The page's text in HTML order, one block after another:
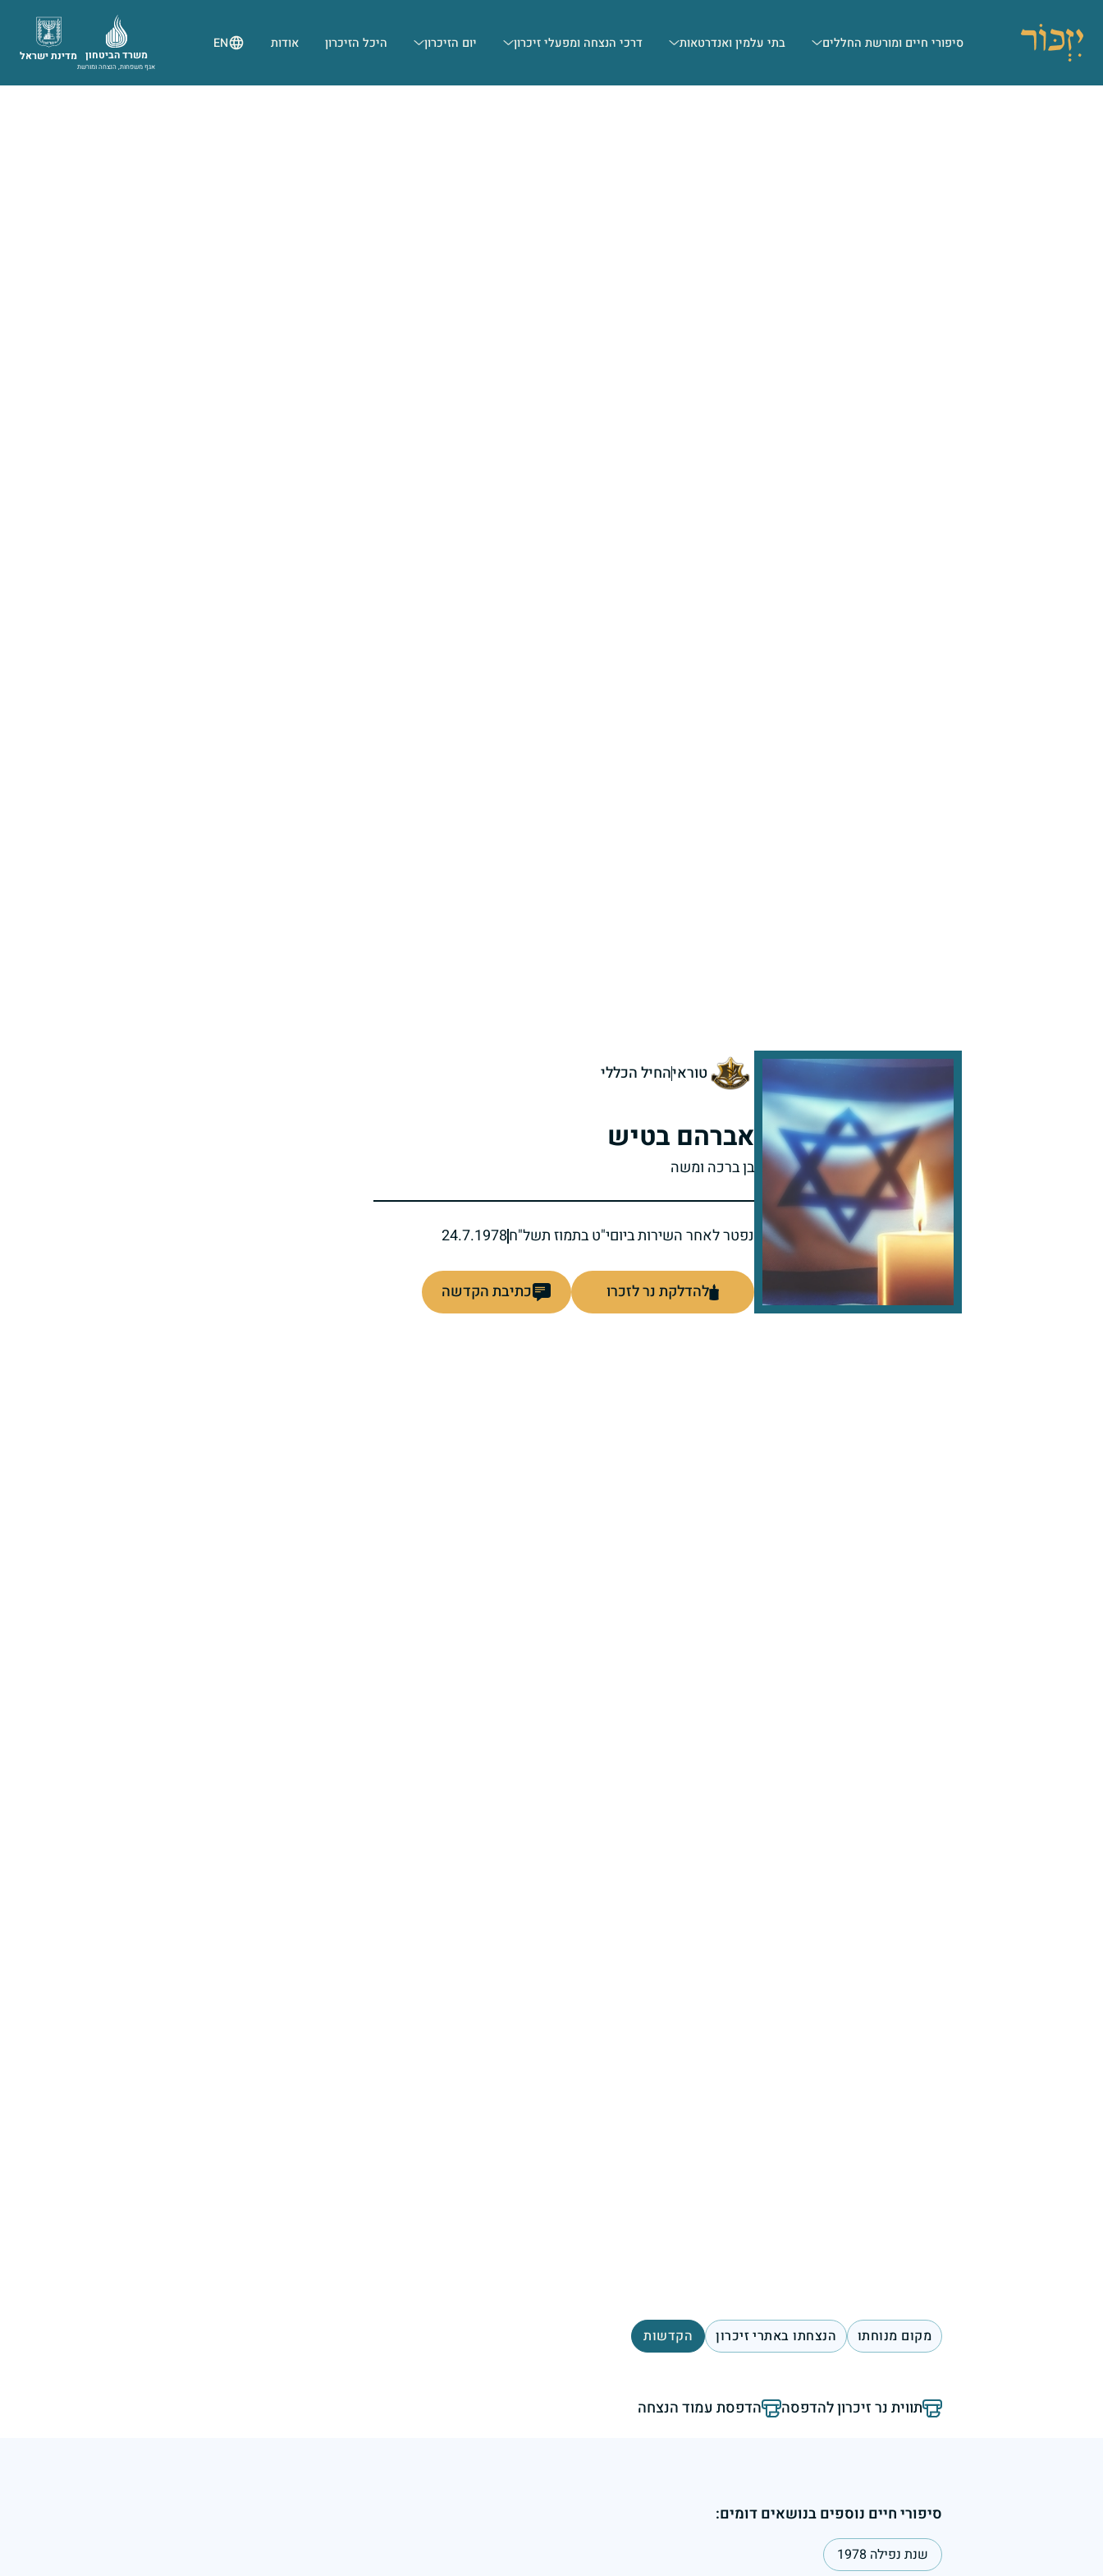
סיפורי חיים ומורשת החללים בתי עלמין ואנדרטאות דרכי הנצחה ומפעלי זיכרון יום הזיכרון היכל הזיכרון אודות EN
מדינת ישראל משרד הביטחון
אגף משפחות, הנצחה ומורשת
טוראיהחיל הכללי
אברהם בטיש
בן ברכה ומשה
נפטר לאחר השירות ביוםי"ט בתמוז תשל"ח24.7.1978
להדלקת נר לזכרו כתיבת הקדשה
מקום מנוחתו הנצחתו באתרי זיכרון הקדשות
תווית נר זיכרון להדפסה הדפסת עמוד הנצחה
סיפורי חיים נוספים בנושאים דומים:
שנת נפילה 1978